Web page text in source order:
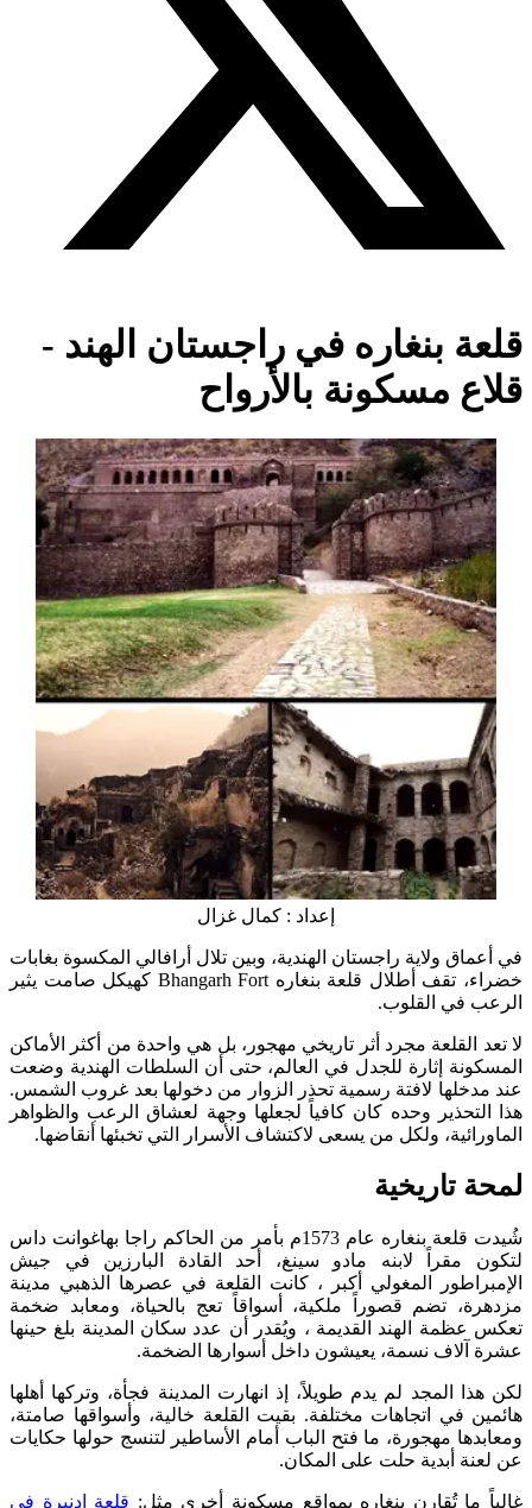
قلعة بنغاره في راجستان الهند -
قلاع مسكونة بالأرواح
إعداد : كمال غزال
في أعماق ولاية راجستان الهندية، وبين تلال أرافالي المكسوة بغابات
خضراء، تقف أطلال قلعة بنغاره Bhangarh Fort كهيكل صامت يثير
الرعب في القلوب.
لا تعد القلعة مجرد أثر تاريخي مهجور، بل هي واحدة من أكثر الأماكن
المسكونة إثارة للجدل في العالم، حتى أن السلطات الهندية وضعت
عند مدخلها لافتة رسمية تحذر الزوار من دخولها بعد غروب الشمس.
هذا التحذير وحده كان كافياً لجعلها وجهة لعشاق الرعب والظواهر
الماورائية، ولكل من يسعى لاكتشاف الأسرار التي تخبئها أنقاضها.
لمحة تاريخية
شُيدت قلعة بنغاره عام 1573م بأمر من الحاكم راجا بهاغوانت داس
لتكون مقراً لابنه مادو سينغ، أحد القادة البارزين في جيش
الإمبراطور المغولي أكبر ، كانت القلعة في عصرها الذهبي مدينة
مزدهرة، تضم قصوراً ملكية، أسواقاً تعج بالحياة، ومعابد ضخمة
تعكس عظمة الهند القديمة ، ويُقدر أن عدد سكان المدينة بلغ حينها
عشرة آلاف نسمة، يعيشون داخل أسوارها الضخمة.
لكن هذا المجد لم يدم طويلاً، إذ انهارت المدينة فجأة، وتركها أهلها
هائمين في اتجاهات مختلفة. بقيت القلعة خالية، وأسواقها صامتة،
ومعابدها مهجورة، ما فتح الباب أمام الأساطير لتنسج حولها حكايات
عن لعنة أبدية حلت على المكان.
غالباً ما تُقارن بنغاره بمواقع مسكونة أخرى مثل: قلعة إدنبرة في